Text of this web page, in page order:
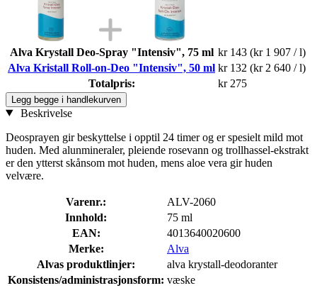
Alva Krystall Deo-Spray "Intensiv", 75 ml kr 143 (kr 1 907 / l)
Alva Kristall Roll-on-Deo "Intensiv", 50 ml kr 132 (kr 2 640 / l)
Totalpris:
kr 275
Legg begge i handlekurven
Beskrivelse
Deosprayen gir beskyttelse i opptil 24 timer og er spesielt mild mot
huden. Med alunmineraler, pleiende rosevann og trollhassel-ekstrakt
er den ytterst skånsom mot huden, mens aloe vera gir huden
velvære.
Varenr.:
ALV-2060
Innhold:
75 ml
EAN:
4013640020600
Merke:
Alva
Alvas produktlinjer:
alva krystall-deodoranter
Konsistens/administrasjonsform: væske